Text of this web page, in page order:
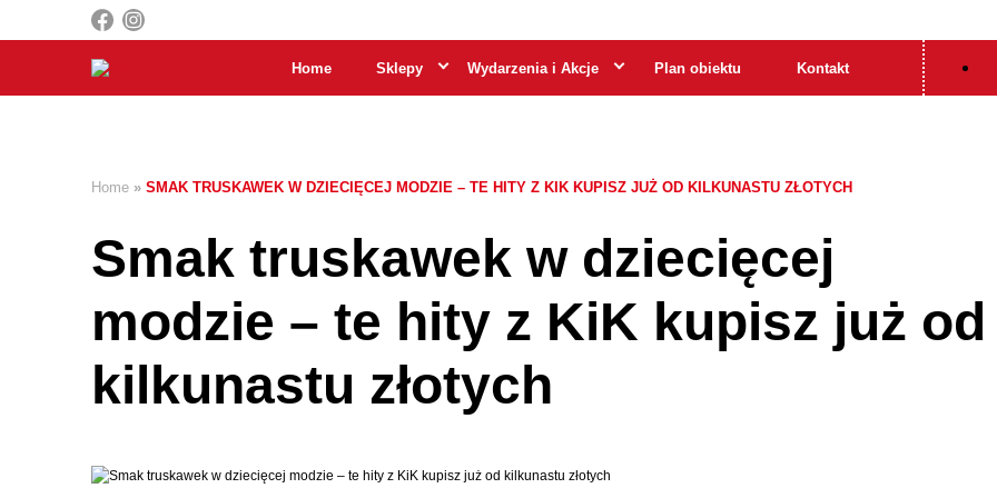
Home Sklepy Wydarzenia i Akcje Plan obiektu Kontakt
Home » SMAK TRUSKAWEK W DZIECIĘCEJ MODZIE – TE HITY Z KIK KUPISZ JUŻ OD KILKUNASTU ZŁOTYCH
Smak truskawek w dziecięcej
modzie – te hity z KiK kupisz już od
kilkunastu złotych